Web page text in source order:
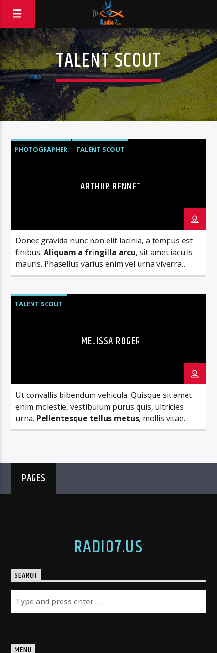
TALENT SCOUT
PHOTOGRAPHER TALENT SCOUT
ARTHUR BENNET
Donec gravida nunc non elit lacinia, a tempus est
finibus.Aliquam a fringilla arcu, sit amet iaculis
mauris. Phasellus varius enim vel urna viverra
fringilla. Interdum et malesuada fames ac.
TALENT SCOUT
MELISSA ROGER
Ut convallis bibendum vehicula. Quisque sit amet
enim molestie, vestibulum purus quis, ultricies
urna. Pellentesque tellus metus, mollis vitae
blandit ac, lobortis a justo.
PAGES
RADIO7.US
SEARCH
MENU